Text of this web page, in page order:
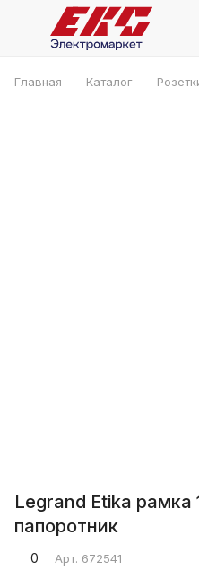
Главная Каталог
Legrand Etika рамка
папоротник
0 Арт. 672541